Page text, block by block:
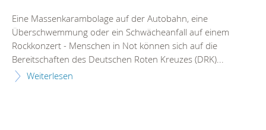
Eine Massenkarambolage auf der Autobahn, eine
Überschwemmung oder ein Schwächeanfall auf einem
Rockkonzert - Menschen in Not können sich auf die
Bereitschaften des Deutschen Roten Kreuzes (DRK)...
Weiterlesen